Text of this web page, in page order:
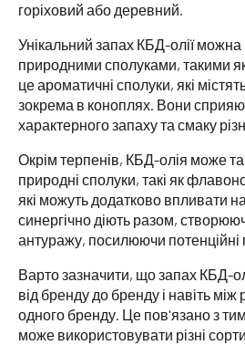
горіховий або деревний.
Унікальний запах КБД-олії можна
природними сполуками, такими
це ароматичні сполуки, які
зокрема в коноплях. Вони
характерного запаху та смаку
Окрім терпенів, КБД-олія може
природні сполуки, такі як
які можуть додатково впливати на
синергічно діють разом,
антуражу, посилюючи потенційні
Варто зазначити, що запах КБД-
від бренду до бренду і навіть між
одного бренду. Це пов'язано з
може використовувати різні